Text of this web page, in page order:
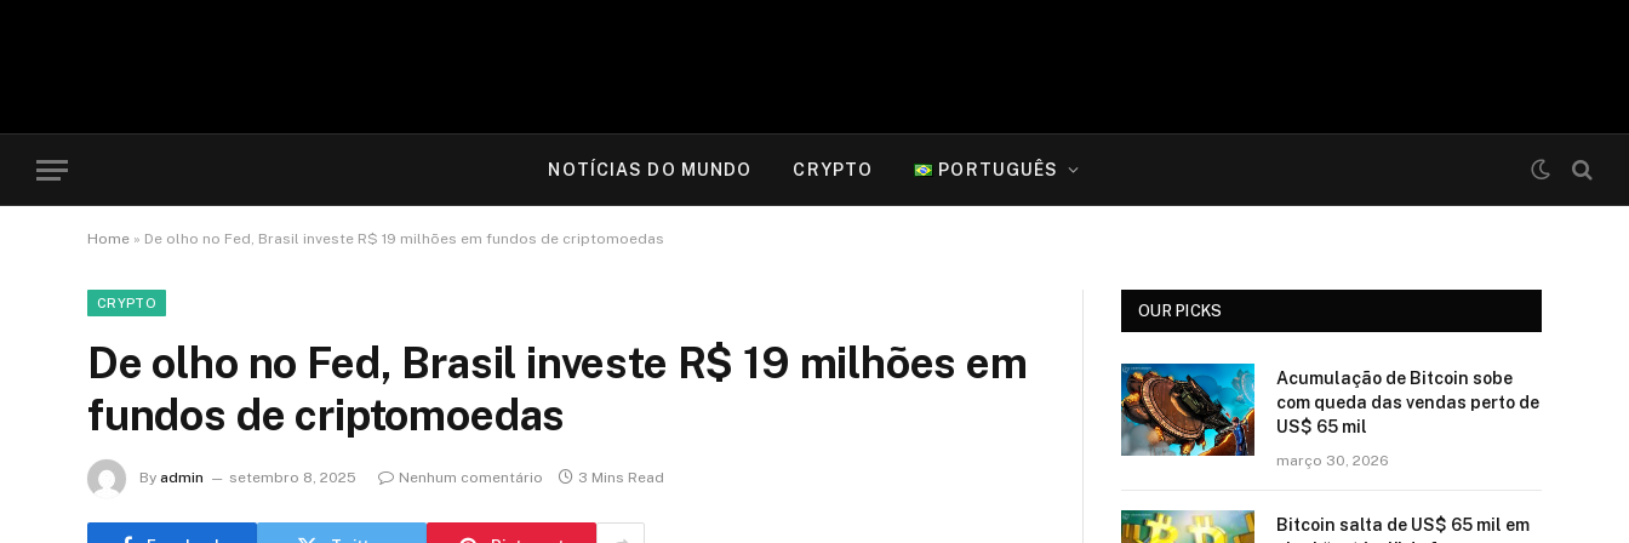
NOTÍCIAS DO MUNDO CRYPTO PORTUGUÊS
Home » De olho no Fed, Brasil investe R$ 19 milhões em fundos de criptomoedas
CRYPTO
De olho no Fed, Brasil investe R$ 19 milhões em
fundos de criptomoedas
By admin setembro 8, 2025 Nenhum comentário 3 Mins Read
OUR PICKS
Acumulação de Bitcoin sobe
com queda das vendas perto de
US$ 65 mil
março 30, 2026
Bitcoin salta de US$ 65 mil em